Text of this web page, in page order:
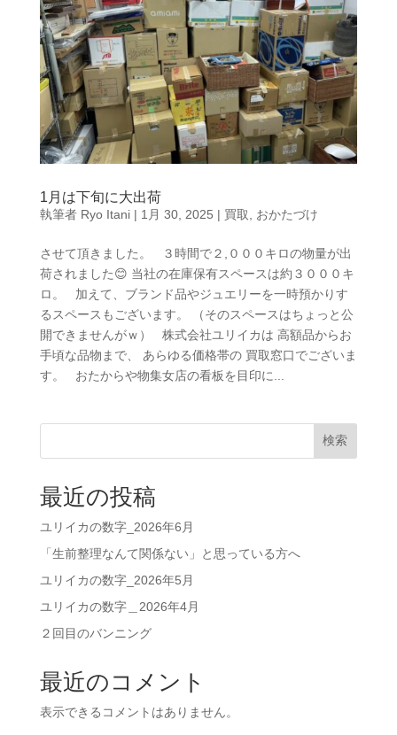
1月は下旬に大出荷
執筆者 Ryo Itani| 1月 30, 2025 | 買取 おかたづけ
させて頂きました。 ３時間で２,０００キロの物量が出
荷されました😊 当社の在庫保有スペースは約３０００キ
ロ。 加えて、ブランド品やジュエリーを一時預かりす
るスペースもございます。 （そのスペースはちょっと公
開できませんがｗ） 株式会社ユリイカは 高額品からお
手頃な品物まで、 あらゆる価格帯の 買取窓口でございま
す。 おたからや物集女店の看板を目印に...
検索
最近の投稿
ユリイカの数字_2026年6月
「生前整理なんて関係ない」と思っている方へ
ユリイカの数字_2026年5月
ユリイカの数字＿2026年4月
２回目のバンニング
最近のコメント
表示できるコメントはありません。